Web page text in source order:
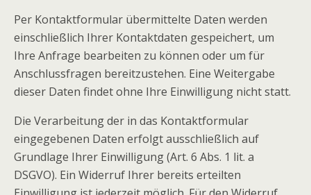
Per Kontaktformular übermittelte Daten werden
einschließlich Ihrer Kontaktdaten gespeichert, um
Ihre Anfrage bearbeiten zu können oder um für
Anschlussfragen bereitzustehen. Eine Weitergabe
dieser Daten findet ohne Ihre Einwilligung nicht statt.
Die Verarbeitung der in das Kontaktformular
eingegebenen Daten erfolgt ausschließlich auf
Grundlage Ihrer Einwilligung (Art. 6 Abs. 1 lit. a
DSGVO). Ein Widerruf Ihrer bereits erteilten